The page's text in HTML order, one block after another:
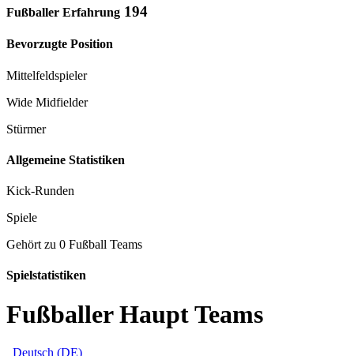
Fußballer Erfahrung 194
Bevorzugte Position
Mittelfeldspieler
Wide Midfielder
Stürmer
Allgemeine Statistiken
Kick-Runden
Spiele
Gehört zu 0 Fußball Teams
Spielstatistiken
Fußballer Haupt Teams
Deutsch (DE)